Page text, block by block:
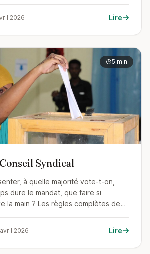
2026 Lire
5 min
Syndical
à quelle majorité vote-t-on,
dure le mandat, que faire si
la main ? Les règles complètes de
2026 Lire